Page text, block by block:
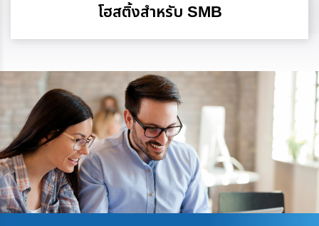
โฮสติ้งสำหรับ SMB